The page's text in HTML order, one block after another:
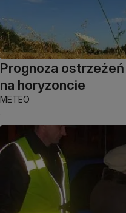
Prognoza
na horyzoncie
METEO